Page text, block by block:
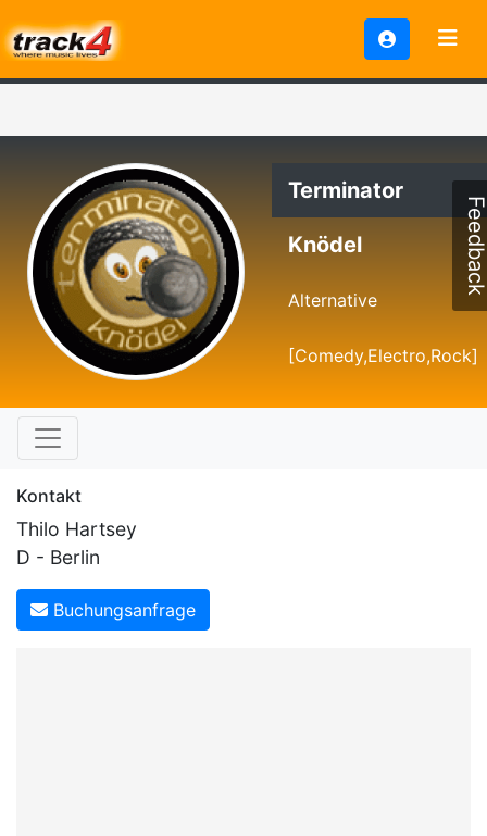
Terminator
Knödel
Alternative
[Comedy,Electro,Rock]
Kontakt
Thilo Hartsey
D - Berlin
Buchungsanfrage